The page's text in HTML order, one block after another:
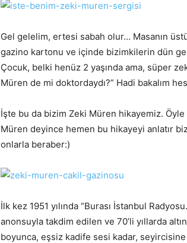
Gel gelelim, ertesi sabah olur… Masanın
gazino kartonu ve içinde bizimkilerin dün
Çocuk, belki henüz 2 yaşında ama, süper
Müren de mi doktordaydı?” Hadi bakalım
İşte bu da bizim Zeki Müren hikayemiz.
Müren deyince hemen bu hikayeyi anlatır
onlarla beraber:)
İlk kez 1951 yılında “Burası İstanbul
anonsuyla takdim edilen ve 70’li yıllarda
boyunca, eşsiz kadife sesi kadar, seyircisine